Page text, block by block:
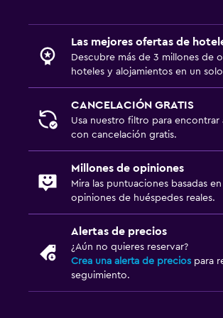
Las mejores ofertas de
Descubre más de 3 millones de
hoteles y alojamientos en un
CANCELACIÓN GRATIS
Usa nuestro filtro para encontrar
con cancelación gratis.
Millones de opiniones
Mira las puntuaciones basadas
opiniones de huéspedes reales.
Alertas de precios
¿Aún no quieres reservar?
Crea una alerta de precios para
seguimiento.